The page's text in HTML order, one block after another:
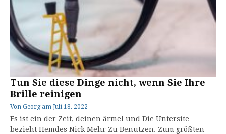
Tun Sie diese Dinge nicht, wenn Sie Ihre
Brille reinigen
Von Georg am Juli 18, 2022
Es ist ein der Zeit, deinen ärmel und Die Untersite
bezieht Hemdes Nick Mehr Zu Benutzen. Zum größten